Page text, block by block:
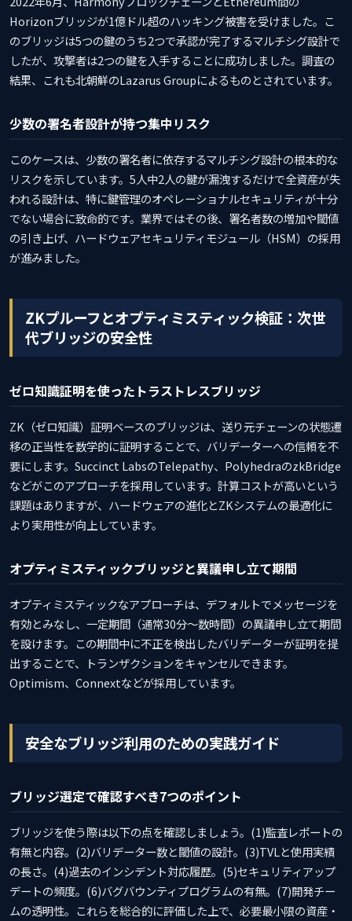
Horizonブリッジが1億ドル超のハッキング被害を受けました。こ
のブリッジは5つの鍵のうち2つで承認が完了するマルチシグ設計で
したが、攻撃者は2つの鍵を入手することに成功しました。調査の
結果、これも北朝鮮のLazarus Groupによるものとされています。
少数の署名者設計が持つ集中リスク
このケースは、少数の署名者に依存するマルチシグ設計の根本的な
リスクを示しています。5人中2人の鍵が漏洩するだけで全資産が失
われる設計は、特に鍵管理のオペレーショナルセキュリティが十分
でない場合に致命的です。業界ではその後、署名者数の増加や閾値
の引き上げ、ハードウェアセキュリティモジュール（HSM）の採用
が進みました。
ZKプルーフとオプティミスティック検証：次世
代ブリッジの安全性
ゼロ知識証明を使ったトラストレスブリッジ
ZK（ゼロ知識）証明ベースのブリッジは、送り元チェーンの状態遷
移の正当性を数学的に証明することで、バリデーターへの信頼を不
要にします。Succinct LabsのTelepathy、PolyhedraのzkBridge
などがこのアプローチを採用しています。計算コストが高いという
課題はありますが、ハードウェアの進化とZKシステムの最適化に
より実用性が向上しています。
オプティミスティックブリッジと異議申し立て期間
オプティミスティックなアプローチは、デフォルトでメッセージを
有効とみなし、一定期間（通常30分〜数時間）の異議申し立て期間
を設けます。この期間中に不正を検出したバリデーターが証明を提
出することで、トランザクションをキャンセルできます。
Optimism、Connextなどが採用しています。
安全なブリッジ利用のための実践ガイド
ブリッジ選定で確認すべき7つのポイント
ブリッジを使う際は以下の点を確認しましょう。(1)監査レポートの
有無と内容。(2)バリデーター数と閾値の設計。(3)TVLと使用実績
の長さ。(4)過去のインシデント対応履歴。(5)セキュリティアップ
デートの頻度。(6)バグバウンティプログラムの有無。(7)開発チー
ムの透明性。これらを総合的に評価した上で、必要最小限の資産・